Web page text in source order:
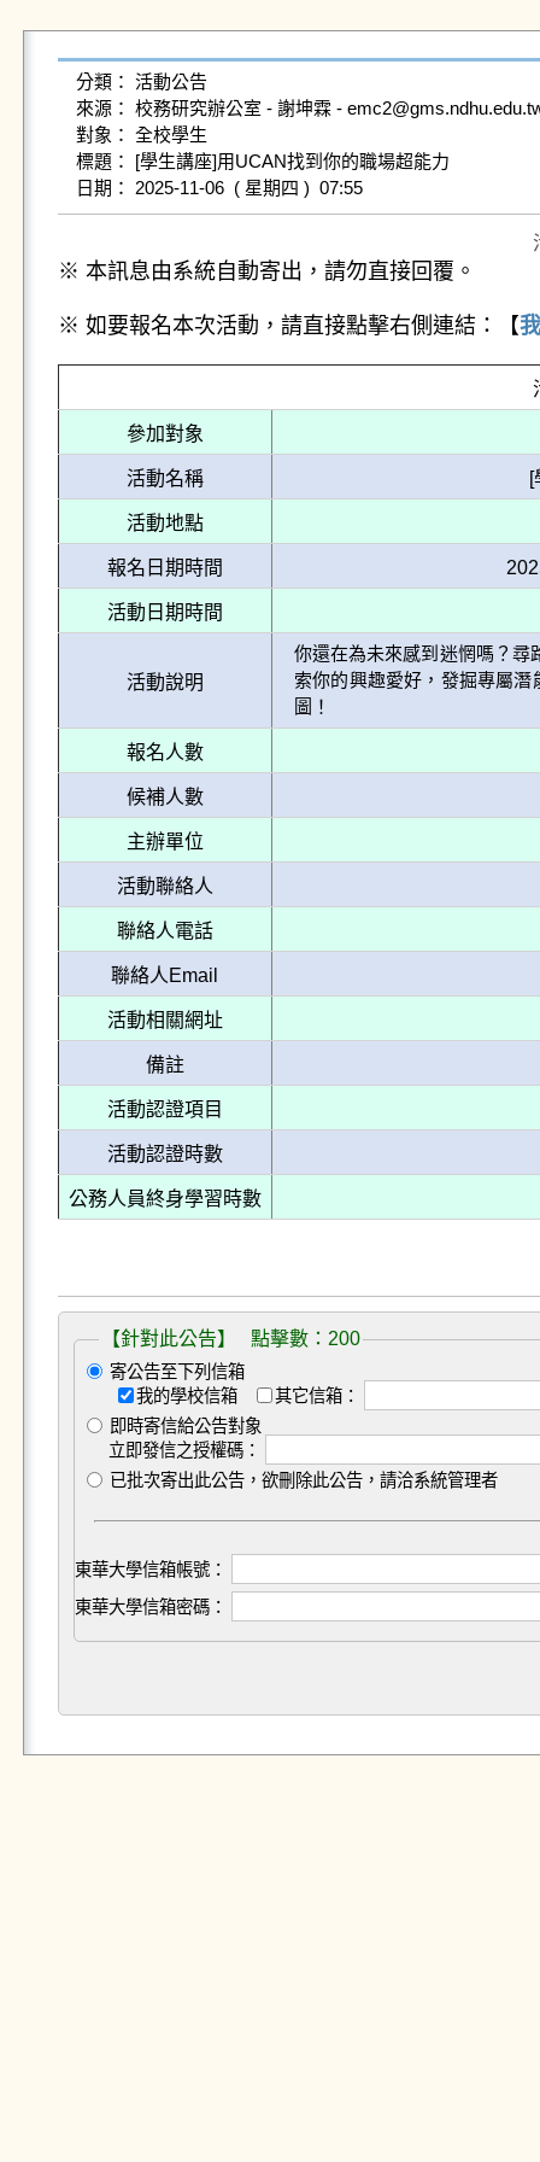
分類： 活動公告
來源： 校務研究辦公室 - 謝坤霖 -
對象： 全校學生
標題： [學生講座]用UCAN找到你的職場超能力
日期： 2025-11-06  ( 星期四 )  07:55
※ 本訊息由系統自動寄出，請勿直接回覆。
※ 如要報名本次活動，請直接點擊右側連結：【
參加對象
活動名稱 [
活動地點
報名日期時間
活動日期時間
活動說明
你還在為未來感到迷惘嗎？尋
索你的興趣愛好，發掘專屬
圖！
報名人數
候補人數
主辦單位
活動聯絡人
聯絡人電話
聯絡人Email
活動相關網址
備註
活動認證項目
活動認證時數
公務人員終身學習時數
【針對此公告】 點擊數：200
寄公告至下列信箱
我的學校信箱
其它信箱：
即時寄信給公告對象
立即發信之授權碼：
已批次寄出此公告，欲刪除此公告，請洽系統管理者
東華大學信箱帳號：
東華大學信箱密碼：